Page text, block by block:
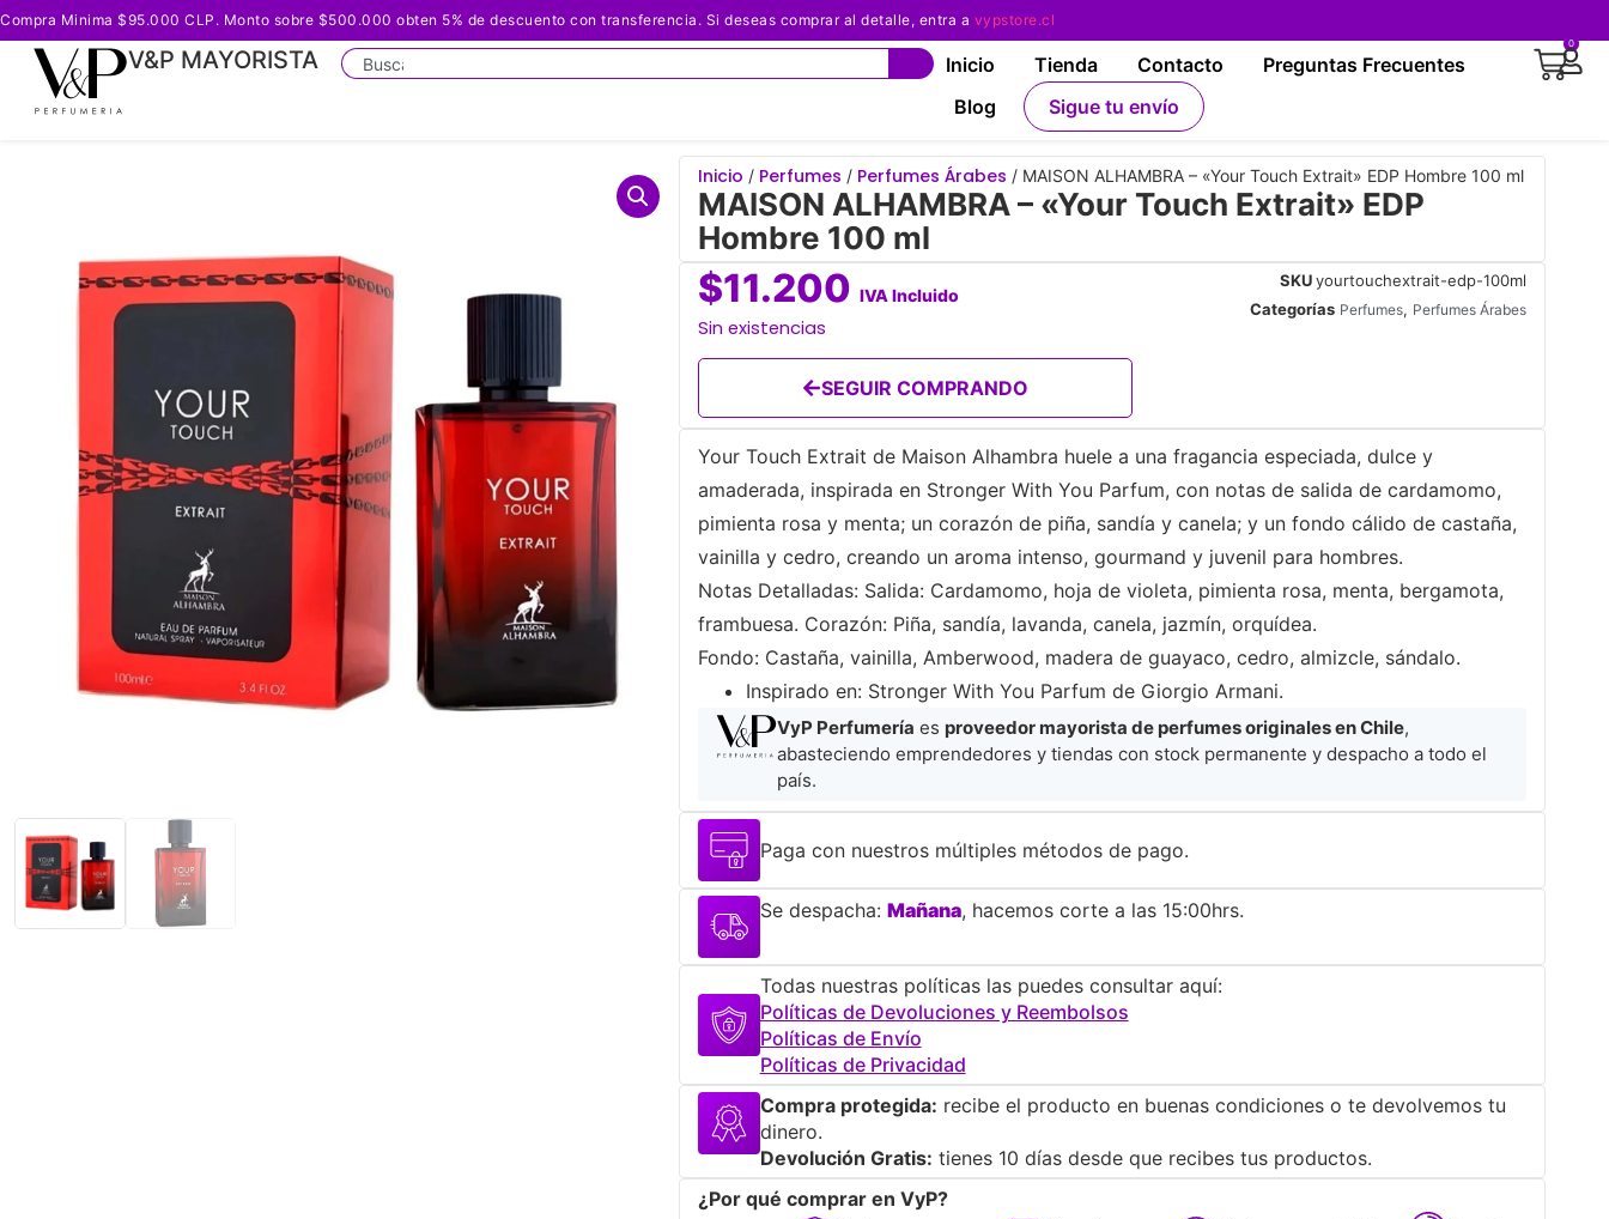
Compra Minima $95.000 CLP. Monto sobre $500.000 obten 5% de descuento con transferencia. Si deseas comprar al detalle, entra a vypstore.cl
V&P MAYORISTA Inicio Tienda Contacto
Preguntas Frecuentes
Blog
Sigue tu envío
0
Inicio / Perfumes / Perfumes Árabes / MAISON ALHAMBRA – «Your Touch Extrait» EDP Hombre 100 ml
MAISON ALHAMBRA – «Your Touch Extrait» EDP
Hombre 100 ml
$11.200 IVA Incluido
Sin existencias
SEGUIR COMPRANDO
SKUyourtouchextrait-edp-100ml
Categorías Perfumes, Perfumes Árabes
Your Touch Extrait de Maison Alhambra huele a una fragancia especiada, dulce y
amaderada, inspirada en Stronger With You Parfum, con notas de salida de cardamomo,
pimienta rosa y menta; un corazón de piña, sandía y canela; y un fondo cálido de castaña,
vainilla y cedro, creando un aroma intenso, gourmand y juvenil para hombres.
Notas Detalladas: Salida: Cardamomo, hoja de violeta, pimienta rosa, menta, bergamota,
frambuesa. Corazón: Piña, sandía, lavanda, canela, jazmín, orquídea.
Fondo: Castaña, vainilla, Amberwood, madera de guayaco, cedro, almizcle, sándalo.
​Inspirado en: Stronger With You Parfum de Giorgio Armani.
VyP Perfumería es proveedor mayorista de perfumes originales en Chile,
abasteciendo emprendedores y tiendas con stock permanente y despacho a todo el
país.
Paga con nuestros múltiples métodos de pago.
Se despacha: Mañana, hacemos corte a las 15:00hrs.
Todas nuestras políticas las puedes consultar aquí:
Políticas de Devoluciones y Reembolsos
Políticas de Envío
Políticas de Privacidad
Compra protegida: recibe el producto en buenas condiciones o te devolvemos tu
dinero.
Devolución Gratis: tienes 10 días desde que recibes tus productos.
¿Por qué comprar en VyP?